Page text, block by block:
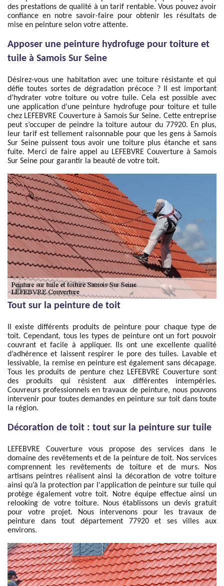
des prestations de qualité à un tarif rentable. Vous pouvez avoir
confiance en notre savoir-faire pour obtenir les résultats de
mise en peinture selon votre attente.
Apposer une peinture hydrofuge pour toiture et
tuile à Samois Sur Seine
Désirez-vous une habitation avec une toiture résistante et qui
défie toutes sortes de dégradation précoce ? Il est important
d’hydrater votre toiture ou votre tuile. Cela est possible avec
une application d’une peinture hydrofuge pour toiture et tuile
chez LEFEBVRE Couverture à Samois Sur Seine. Cette entreprise
peut s’occuper de peindre la toiture autour du 77920. En plus,
leur tarif est tellement raisonnable pour que les gens à Samois
Sur Seine puissent tous avoir une toiture plus étanche et sans
fuite. Merci de faire appel au LEFEBVRE Couverture à Samois
Sur Seine pour garantir la beauté de votre toit.
Tout sur la peinture de toit
Il existe différents produits de peinture pour chaque type de
toit. Cependant, tous les types de peinture ont un fort pouvoir
couvrant et facile à appliquer. Ils ont une excellente qualité
d’adhérence et laissent respirer le pore des tuiles. Lavable et
lessivable, la remise en peinture est également sans décapage.
Tous les produits de penture chez LEFEBVRE Couverture sont
des produits qui résistent aux différentes intempéries.
Couvreurs professionnels en travaux de peinture, nous pouvons
intervenir pour toutes demandes en peinture sur toit dans toute
la région.
Décoration de toit : tout sur la peinture sur tuile
LEFEBVRE Couverture vous propose des services dans le
domaine des revêtements et de la peinture de toit. Nos services
comprennent les revêtements de toiture et de murs. Nos
artisans peintres réalisent ainsi la décoration de votre toiture
ainsi qu’à la protection par l'application de peinture sur tuile qui
protège également votre toit. Notre équipe effectue ainsi un
relooking de votre toiture. Nous établissons un devis gratuit
pour votre projet. Nous intervenons pour les travaux de
peinture dans tout département 77920 et ses villes aux
environs.